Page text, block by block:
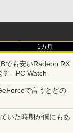
1カ月
でも安いRadeon RX
- PC Watch
で言うとどの
いた時期が僕にもあ